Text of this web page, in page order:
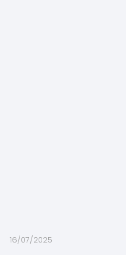
16/07/2025